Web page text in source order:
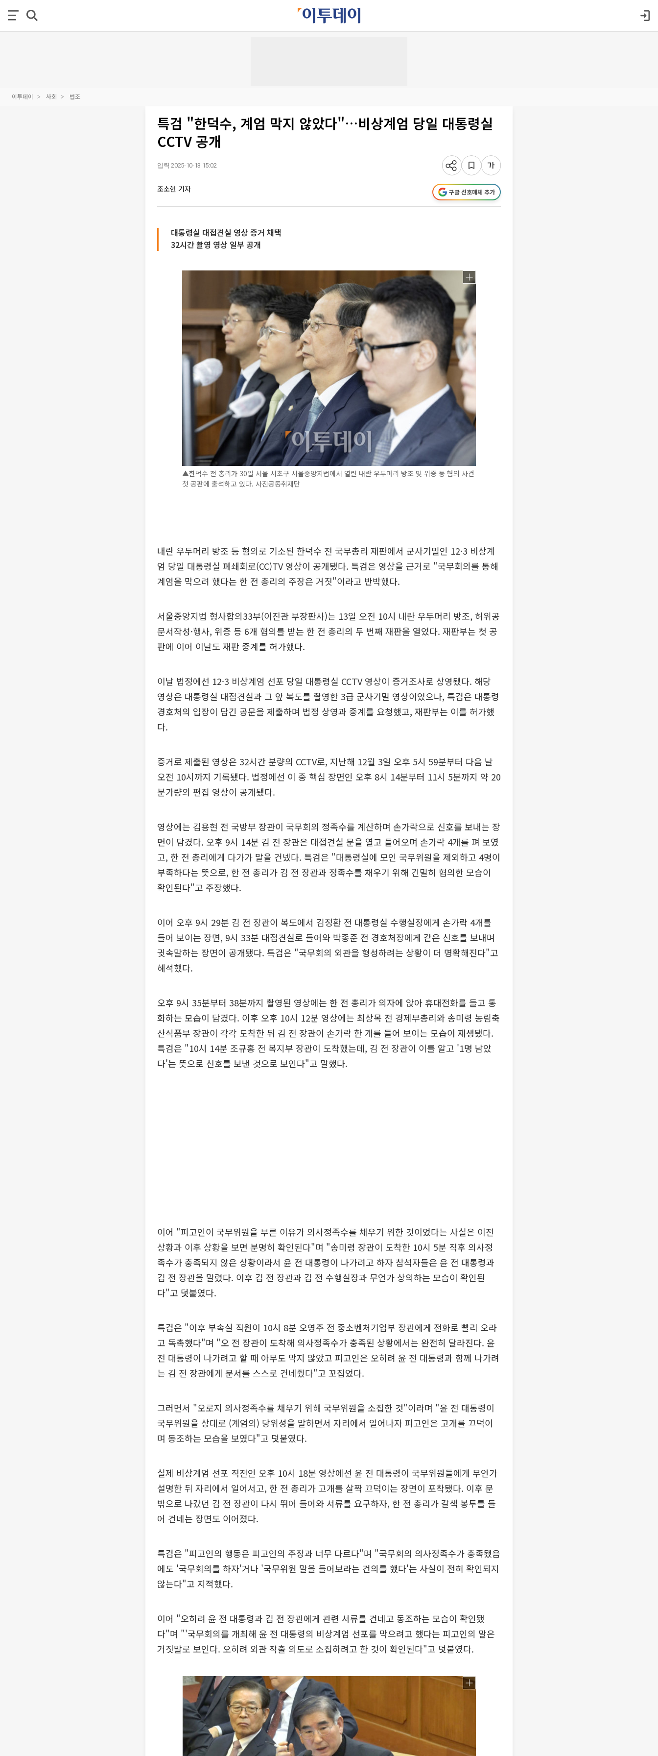
이투데이 사회 법조
특검 "한덕수, 계엄 막지 않았다"…비상계엄 당일 대통령실
CCTV 공개
입력 2025-10-13 15:02
조소현 기자 구글 선호매체 추가
대통령실 대접견실 영상 증거 채택
32시간 촬영 영상 일부 공개
▲한덕수 전 총리가 30일 서울 서초구 서울중앙지법에서 열린 내란 우두머리 방조 및 위증 등 혐의 사건
첫 공판에 출석하고 있다. 사진공동취재단
내란 우두머리 방조 등 혐의로 기소된 한덕수 전 국무총리 재판에서 군사기밀인 12·3 비상계
엄 당일 대통령실 폐쇄회로(CC)TV 영상이 공개됐다. 특검은 영상을 근거로 "국무회의를 통해
계엄을 막으려 했다는 한 전 총리의 주장은 거짓"이라고 반박했다.
서울중앙지법 형사합의33부(이진관 부장판사)는 13일 오전 10시 내란 우두머리 방조, 허위공
문서작성·행사, 위증 등 6개 혐의를 받는 한 전 총리의 두 번째 재판을 열었다. 재판부는 첫 공
판에 이어 이날도 재판 중계를 허가했다.
이날 법정에선 12·3 비상계엄 선포 당일 대통령실 CCTV 영상이 증거조사로 상영됐다. 해당
영상은 대통령실 대접견실과 그 앞 복도를 촬영한 3급 군사기밀 영상이었으나, 특검은 대통령
경호처의 입장이 담긴 공문을 제출하며 법정 상영과 중계를 요청했고, 재판부는 이를 허가했
다.
증거로 제출된 영상은 32시간 분량의 CCTV로, 지난해 12월 3일 오후 5시 59분부터 다음 날
오전 10시까지 기록됐다. 법정에선 이 중 핵심 장면인 오후 8시 14분부터 11시 5분까지 약 20
분가량의 편집 영상이 공개됐다.
영상에는 김용현 전 국방부 장관이 국무회의 정족수를 계산하며 손가락으로 신호를 보내는 장
면이 담겼다. 오후 9시 14분 김 전 장관은 대접견실 문을 열고 들어오며 손가락 4개를 펴 보였
고, 한 전 총리에게 다가가 말을 건넸다. 특검은 "대통령실에 모인 국무위원을 제외하고 4명이
부족하다는 뜻으로, 한 전 총리가 김 전 장관과 정족수를 채우기 위해 긴밀히 협의한 모습이
확인된다"고 주장했다.
이어 오후 9시 29분 김 전 장관이 복도에서 김정환 전 대통령실 수행실장에게 손가락 4개를
들어 보이는 장면, 9시 33분 대접견실로 들어와 박종준 전 경호처장에게 같은 신호를 보내며
귓속말하는 장면이 공개됐다. 특검은 "국무회의 외관을 형성하려는 상황이 더 명확해진다"고
해석했다.
오후 9시 35분부터 38분까지 촬영된 영상에는 한 전 총리가 의자에 앉아 휴대전화를 들고 통
화하는 모습이 담겼다. 이후 오후 10시 12분 영상에는 최상목 전 경제부총리와 송미령 농림축
산식품부 장관이 각각 도착한 뒤 김 전 장관이 손가락 한 개를 들어 보이는 모습이 재생됐다.
특검은 "10시 14분 조규홍 전 복지부 장관이 도착했는데, 김 전 장관이 이를 알고 '1명 남았
다'는 뜻으로 신호를 보낸 것으로 보인다"고 말했다.
이어 "피고인이 국무위원을 부른 이유가 의사정족수를 채우기 위한 것이었다는 사실은 이전
상황과 이후 상황을 보면 분명히 확인된다"며 "송미령 장관이 도착한 10시 5분 직후 의사정
족수가 충족되지 않은 상황이라서 윤 전 대통령이 나가려고 하자 참석자들은 윤 전 대통령과
김 전 장관을 말렸다. 이후 김 전 장관과 김 전 수행실장과 무언가 상의하는 모습이 확인된
다"고 덧붙였다.
특검은 "이후 부속실 직원이 10시 8분 오영주 전 중소벤처기업부 장관에게 전화로 빨리 오라
고 독촉했다"며 "오 전 장관이 도착해 의사정족수가 충족된 상황에서는 완전히 달라진다. 윤
전 대통령이 나가려고 할 때 아무도 막지 않았고 피고인은 오히려 윤 전 대통령과 함께 나가려
는 김 전 장관에게 문서를 스스로 건네줬다"고 꼬집었다.
그러면서 "오로지 의사정족수를 채우기 위해 국무위원을 소집한 것"이라며 "윤 전 대통령이
국무위원을 상대로 (계엄의) 당위성을 말하면서 자리에서 일어나자 피고인은 고개를 끄덕이
며 동조하는 모습을 보였다"고 덧붙였다.
실제 비상계엄 선포 직전인 오후 10시 18분 영상에선 윤 전 대통령이 국무위원들에게 무언가
설명한 뒤 자리에서 일어서고, 한 전 총리가 고개를 살짝 끄덕이는 장면이 포착됐다. 이후 문
밖으로 나갔던 김 전 장관이 다시 뛰어 들어와 서류를 요구하자, 한 전 총리가 갈색 봉투를 들
어 건네는 장면도 이어졌다.
특검은 "피고인의 행동은 피고인의 주장과 너무 다르다"며 "국무회의 의사정족수가 충족됐음
에도 '국무회의를 하자'거나 '국무위원 말을 들어보라는 건의를 했다'는 사실이 전혀 확인되지
않는다"고 지적했다.
이어 "오히려 윤 전 대통령과 김 전 장관에게 관련 서류를 건네고 동조하는 모습이 확인됐
다"며 "'국무회의를 개최해 윤 전 대통령의 비상계엄 선포를 막으려고 했다는 피고인의 말은
거짓말로 보인다. 오히려 외관 작출 의도로 소집하려고 한 것이 확인된다"고 덧붙였다.